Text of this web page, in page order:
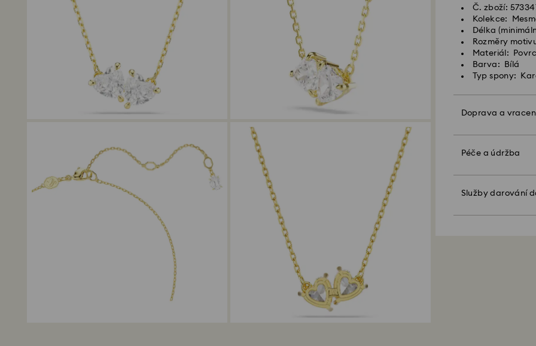
Č. zboží:
Kolekce:
Délka
Rozměry
Materiál:
Barva: Bílá
Typ spony:
Doprava a
Objednávky
zpracovány a
Expresní dodací
Náklady na
Společnost
tato neobdrží
U produktů
zákazníkům.
Péče a údržba
Služby darování
být vás dárek
Když zvolíte